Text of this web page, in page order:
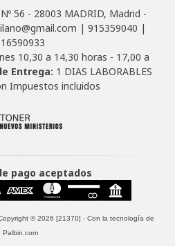
56 - 28003 MADRID, Madrid -
| 915359040 |
10,30 a 14,30 horas - 17,00 a
Entrega: 1 DIAS LABORABLES
Impuestos incluidos
pago aceptados
© 2026 [21370] - Con la tecnología de
Palbin.com